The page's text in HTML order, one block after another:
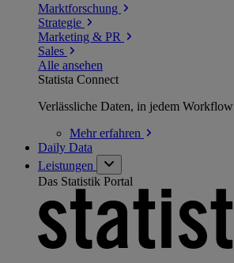
Marktforschung
Strategie
Marketing & PR
Sales
Alle ansehen
Statista Connect
Verlässliche Daten, in jedem Workflow
Mehrerfahren
Daily Data
Leistungen
Das Statistik Portal